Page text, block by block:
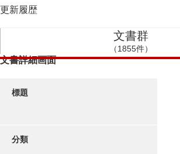
更新履歴
文書群
（1855件）
文書詳細画面
標題
分類